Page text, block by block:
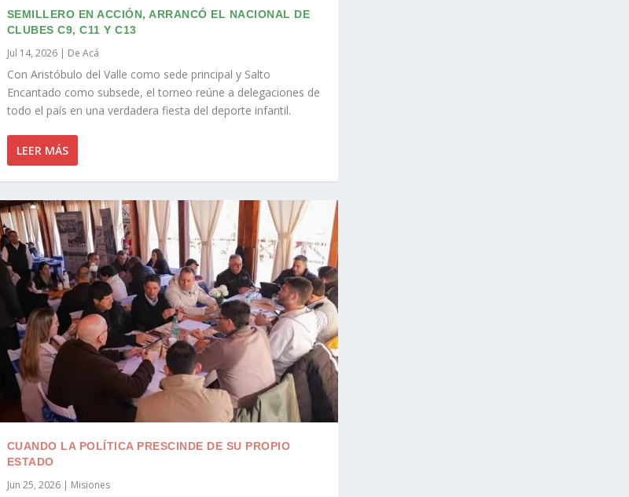
SEMILLERO EN ACCIÓN, ARRANCÓ EL NACIONAL DE
CLUBES C9, C11 Y C13
Jul 14, 2026| De Acá
Con Aristóbulo del Valle como sede principal y Salto
Encantado como subsede, el torneo reúne a delegaciones de
todo el país en una verdadera fiesta del deporte infantil.
LEER MÁS
CUANDO LA POLÍTICA PRESCINDE DE SU PROPIO
ESTADO
Jun 25, 2026| Misiones